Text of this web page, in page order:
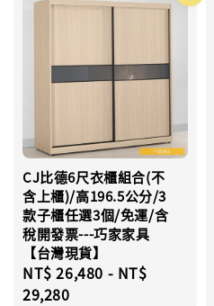
CJ比德6尺衣櫃組合(不
含上櫃)/高196.5公分/3
款子櫃任選3個/免運/含
稅開發票---巧家家具
【台灣現貨】
Regular
price
NT$ 26,480 - NT$
29,280